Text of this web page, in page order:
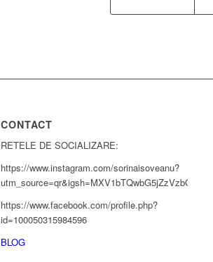
CONTACT
RETELE DE SOCIALIZARE:
https://www.instagram.com/sorinaisoveanu?
utm_source=qr&igsh=MXV1bTQwbG5jZzVzbQ==
https://www.facebook.com/profile.php?
id=100050315984596
BLOG